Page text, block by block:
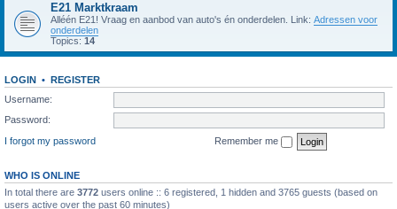
E21 Marktkraam
Alléén E21! Vraag en aanbod van auto's én onderdelen. Link: Adressen voor
onderdelen
Topics: 14
LOGIN • REGISTER
Username:
Password:
I forgot my password
Remember me
WHO IS ONLINE
In total there are 3772 users online :: 6 registered, 1 hidden and 3765 guests (based on
users active over the past 60 minutes)